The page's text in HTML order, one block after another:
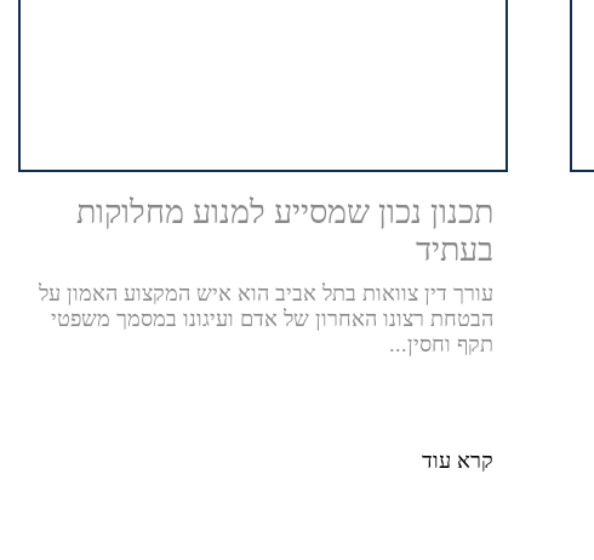
תכנון נכון שמסייע למנוע מחלוקות
בעתיד
עורך דין צוואות בתל אביב הוא איש המקצוע האמון על
הבטחת רצונו האחרון של אדם ועיגונו במסמך משפטי
תקף וחסין...
קרא עוד